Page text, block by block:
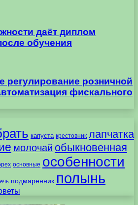
даёт диплом
обучения
регулирование розничной
фискального
капуста крестовник лапчатка
молочай обыкновенная
основные особенности
подмаренник полынь